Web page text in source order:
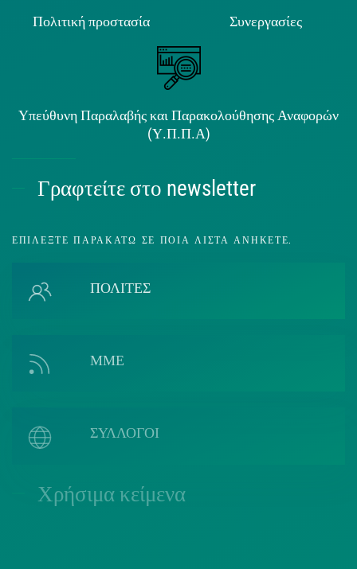
Πολιτική προστασία Συνεργασίες
Υπεύθυνη Παραλαβής και Παρακολούθησης Αναφορών
(Υ.Π.Π.Α)
Γραφτείτε στο newsletter
ΕΠΙΛΈΞΤΕ ΠΑΡΑΚΆΤΩ ΣΕ ΠΟΙΑ ΛΊΣΤΑ ΑΝΉΚΕΤΕ.
ΠΟΛΙΤΕΣ
ΜΜΕ
ΣΥΛΛΟΓΟΙ
Χρήσιμα κείμενα